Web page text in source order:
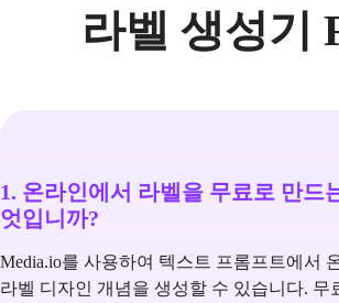
라벨 생성기
1. 온라인에서 라벨을 무료로 만드
엇입니까?
Media.io를 사용하여 텍스트 프롬프트에서
라벨 디자인 개념을 생성할 수 있습니다. 무